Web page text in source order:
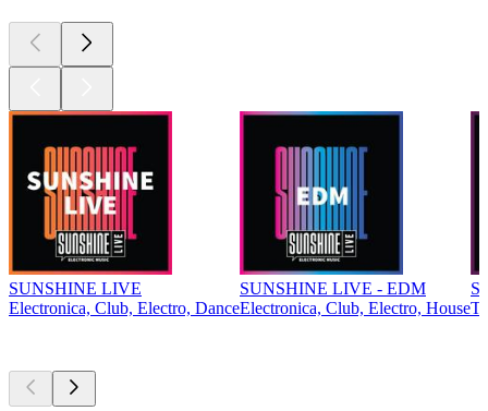
SUNSHINE LIVE
Electronica, Club, Electro, Dance
SUNSHINE LIVE - EDM
Electronica, Club, Electro, House